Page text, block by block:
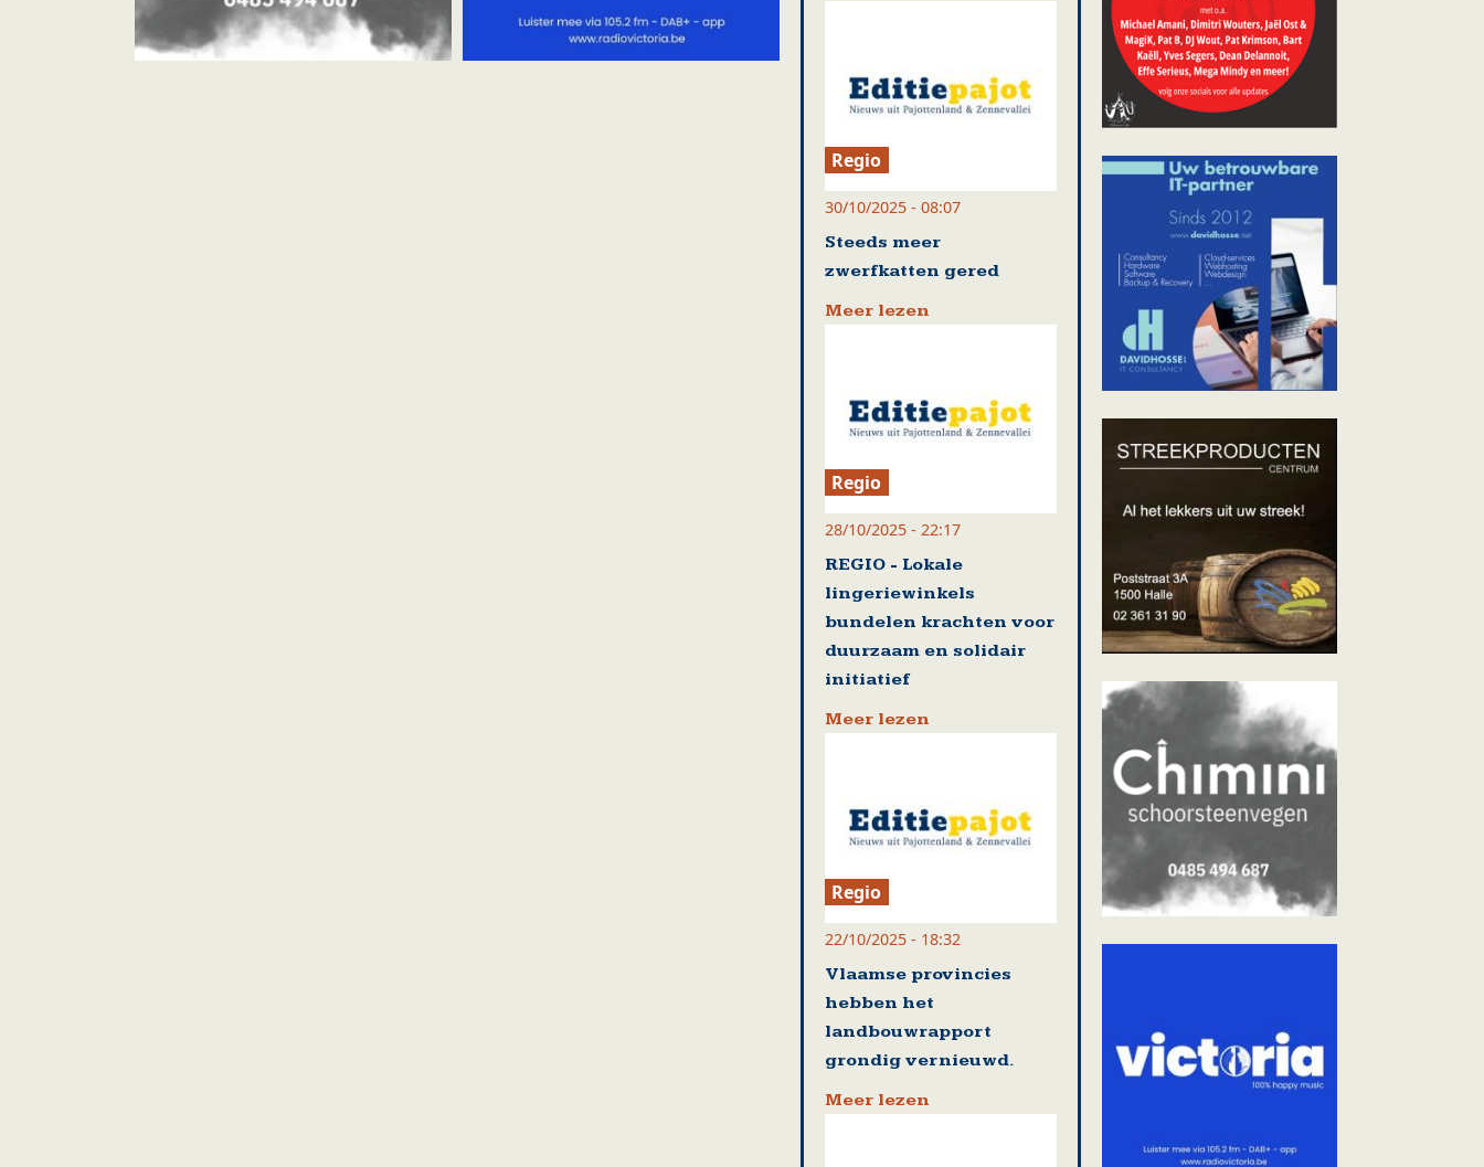
Regio
30/10/2025 - 08:07
Steeds meer
zwerfkatten gered
Meer lezen
Regio
28/10/2025 - 22:17
REGIO - Lokale
lingeriewinkels
bundelen krachten voor
duurzaam en solidair
initiatief
Meer lezen
Regio
22/10/2025 - 18:32
Vlaamse provincies
hebben het
landbouwrapport
grondig vernieuwd.
Meer lezen